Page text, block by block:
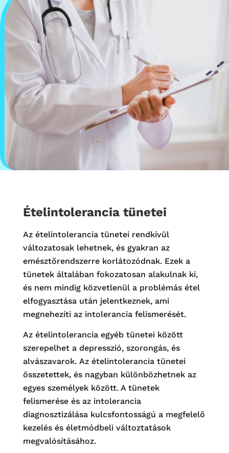
Ételintolerancia tünetei
Az ételintolerancia tünetei rendkívül
változatosak lehetnek, és gyakran az
emésztőrendszerre korlátozódnak. Ezek a
tünetek általában fokozatosan alakulnak ki,
és nem mindig közvetlenül a problémás étel
elfogyasztása után jelentkeznek, ami
megnehezíti az intolerancia felismerését.
Az ételintolerancia egyéb tünetei között
szerepelhet a depresszió, szorongás, és
alvászavarok. Az ételintolerancia tünetei
összetettek, és nagyban különbözhetnek az
egyes személyek között. A tünetek
felismerése és az intolerancia
diagnosztizálása kulcsfontosságú a megfelelő
kezelés és életmódbeli változtatások
megvalósításához.